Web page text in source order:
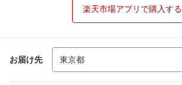
楽天市場アプリで購入する
お届け先